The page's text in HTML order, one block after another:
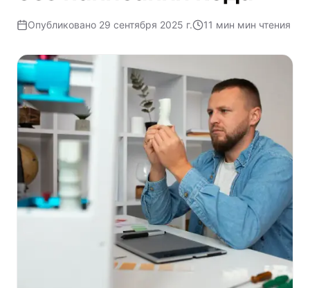
Опубликовано 29 сентября 2025 г. 11 мин мин чтения